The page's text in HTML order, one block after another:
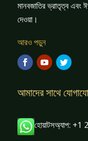
মানবজাতির ভ্রাতৃত্ব এবং
দেওয়া।
আরও পড়ুন
আমাদের সাথে
হোয়াটসঅ্যাপ: